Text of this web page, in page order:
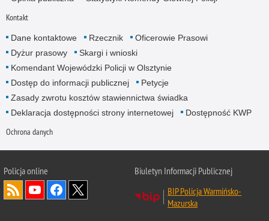
Kontakt
Dane kontaktowe Rzecznik
Oficerowie Prasowi
Dyżur prasowy
Skargi i wnioski
Komendant Wojewódzki Policji w Olsztynie
Dostęp do informacji publicznej
Petycje
Zasady zwrotu kosztów stawiennictwa świadka
Deklaracja dostępności strony internetowej
Dostępność KWP
Ochrona danych
Policja online
Biuletyn Informacji Publicznej
BIP Policja Warmińsko-
Mazurska